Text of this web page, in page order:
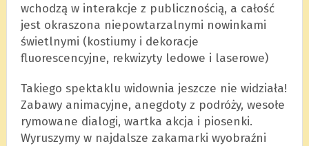
wchodzą w interakcje z publicznością, a całość
jest okraszona niepowtarzalnymi nowinkami
świetlnymi (kostiumy i dekoracje
fluorescencyjne, rekwizyty ledowe i laserowe)
Takiego spektaklu widownia jeszcze nie widziała!
Zabawy animacyjne, anegdoty z podróży, wesołe
rymowane dialogi, wartka akcja i piosenki.
Wyruszymy w najdalsze zakamarki wyobraźni